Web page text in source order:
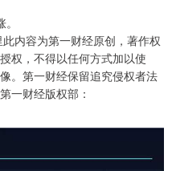
内容为第一财经原创，著作权
权，不得以任何方式加以使
。第一财经保留追究侵权者法
一财经版权部：